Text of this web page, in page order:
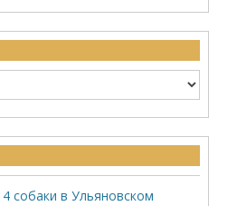
собаки в Ульяновском